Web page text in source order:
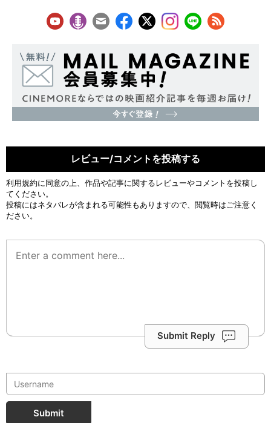
レビュー/コメントを投稿する
利用規約に同意の上、作品や記事に関するレビューやコメントを投稿し
てください。
投稿にはネタバレが含まれる可能性もありますので、閲覧時はご注意く
ださい。
Submit Reply
Submit